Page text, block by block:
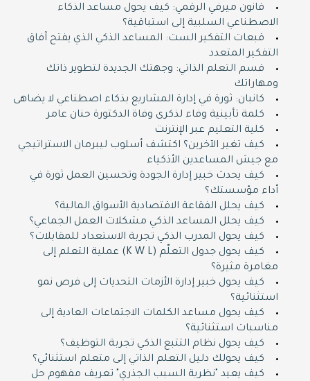
قانون ميرفي الرقمي: كيف يحول مساعد الذكاء
الاصطناعي السلبية إلى استباقية؟
قبعات التفكير الست: المساعد الذكي الذي يفتح آفاق
التفكير المتعدد
قسم التعلم الذاتي: وجهتك الجديدة لتطوير ذاتك
ومهاراتك
كانبان: ثورة في إدارة المشاريع بذكاء اصطناعي لا يضاهى
كلمة تأبينية وفاء لذكرى وفاة الدكتورة حنان عامر
كلية التعليم عبر الإنترنت
كيف تغير الآخرين؟ اكتشف أسلوب ليبرمان الاستراتيجي
مع جيش المساعدين الأذكياء
كيف يحدث خبير إدارة الجودة وتحسين العمل ثورة في
أداء مؤسستك؟
كيف يحلل الفقاعة الاقتصادية الأسواق المالية؟
كيف يحلل المساعد الذكي مشكلات العمل الجماعي؟
كيف يحول المدرب الذكي تجربة الاستعداد للمقابلات؟
كيف يحول جدول التعلّم (K W L) عملية التعلم إلى
مغامرة مثيرة؟
كيف يحول خبير إدارة الأزمات التحديات إلى فرص نمو
استثنائية؟
كيف يحول مساعد الكلمات الاجتماعات العادية إلى
مناسبات استثنائية؟
كيف يحول نظام التتبع الذكي تجربة التوظيف؟
كيف يحولك دليل التعلم الذاتي إلى متعلم استثنائي؟
كيف يعيد "نظرية السبب الجذري" تعريف مفهوم حل